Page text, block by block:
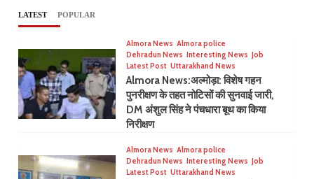
LATEST POPULAR
Almora News Almora police
Dehradun News Interesting News Job
Latest Post Uttarakhand News
Almora News:अल्मोड़ा: विशेष गहन
पुनरीक्षण के तहत नोटिसों की सुनवाई जारी,
DM अंशुल सिंह ने पंचधारा बूथ का किया
निरीक्षण
Almora News Almora police
Dehradun News Interesting News Job
Latest Post Uttarakhand News